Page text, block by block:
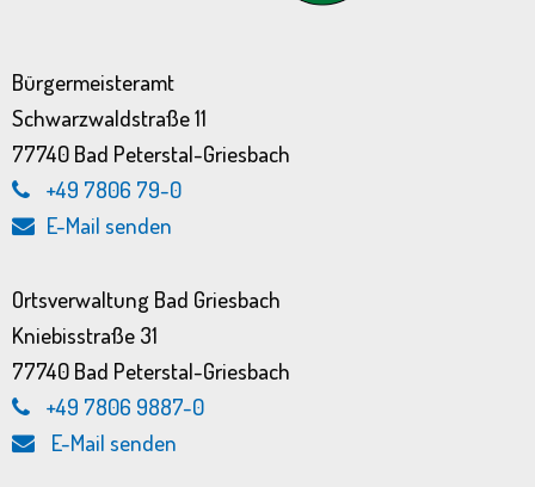
Bürgermeisteramt
Schwarzwaldstraße 11
77740 Bad Peterstal-Griesbach
+49 7806 79-0
E-Mail senden
Ortsverwaltung Bad Griesbach
Kniebisstraße 31
77740 Bad Peterstal-Griesbach
+49 7806 9887-0
E-Mail senden